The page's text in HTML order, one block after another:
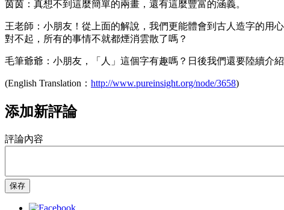
茵茵：真想不到這麼簡單的兩畫，還有這麼豐富的涵義。
王老師：小朋友！從上面的解說，我們更能體會到古人造字的用
對不起，所有的事情不就都煙消雲散了嗎？
毛筆爺爺：小朋友，「人」這個字有趣嗎？日後我們還要陸續介
(English Translation： http://www.pureinsight.org/node/3658)
添加新評論
評論內容
保存